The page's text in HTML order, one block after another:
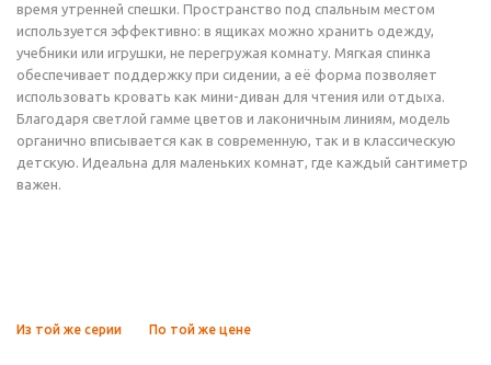
время утренней спешки. Пространство под спальным местом
используется эффективно: в ящиках можно хранить одежду,
учебники или игрушки, не перегружая комнату. Мягкая спинка
обеспечивает поддержку при сидении, а её форма позволяет
использовать кровать как мини-диван для чтения или отдыха.
Благодаря светлой гамме цветов и лаконичным линиям, модель
органично вписывается как в современную, так и в классическую
детскую. Идеальна для маленьких комнат, где каждый сантиметр
важен.
Из той же серии По той же цене